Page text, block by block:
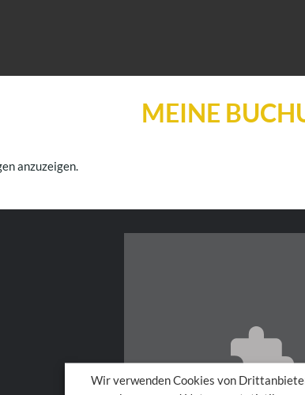
MEINE
anzuzeigen.
Wir verwenden Cookies von